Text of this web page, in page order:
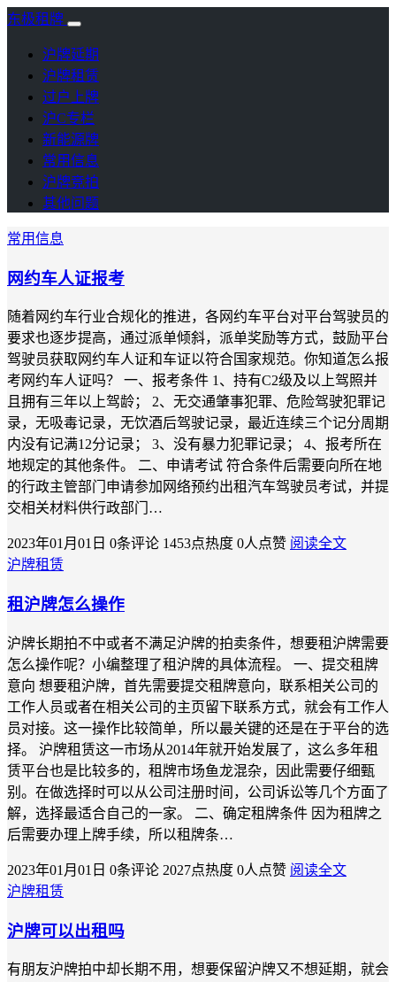
东极租牌
沪牌延期
沪牌租赁
过户上牌
沪C专栏
新能源牌
常用信息
沪牌竞拍
其他问题
常用信息
网约车人证报考
随着网约车行业合规化的推进，各网约车平台对平台驾驶员的
要求也逐步提高，通过派单倾斜，派单奖励等方式，鼓励平台
驾驶员获取网约车人证和车证以符合国家规范。你知道怎么报
考网约车人证吗？ 一、报考条件 1、持有C2级及以上驾照并
且拥有三年以上驾龄； 2、无交通肇事犯罪、危险驾驶犯罪记
录，无吸毒记录，无饮酒后驾驶记录，最近连续三个记分周期
内没有记满12分记录； 3、没有暴力犯罪记录； 4、报考所在
地规定的其他条件。 二、申请考试 符合条件后需要向所在地
的行政主管部门申请参加网络预约出租汽车驾驶员考试，并提
交相关材料供行政部门…
2023年01月01日 0条评论 1453点热度 0人点赞 阅读全文
沪牌租赁
租沪牌怎么操作
沪牌长期拍不中或者不满足沪牌的拍卖条件，想要租沪牌需要
怎么操作呢？小编整理了租沪牌的具体流程。 一、提交租牌
意向 想要租沪牌，首先需要提交租牌意向，联系相关公司的
工作人员或者在相关公司的主页留下联系方式，就会有工作人
员对接。这一操作比较简单，所以最关键的还是在于平台的选
择。 沪牌租赁这一市场从2014年就开始发展了，这么多年租
赁平台也是比较多的，租牌市场鱼龙混杂，因此需要仔细甄
别。在做选择时可以从公司注册时间，公司诉讼等几个方面了
解，选择最适合自己的一家。 二、确定租牌条件 因为租牌之
后需要办理上牌手续，所以租牌条…
2023年01月01日 0条评论 2027点热度 0人点赞 阅读全文
沪牌租赁
沪牌可以出租吗
有朋友沪牌拍中却长期不用，想要保留沪牌又不想延期，就会